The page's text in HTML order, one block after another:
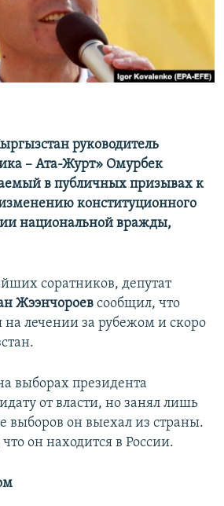
руководитель
– Ата-Журт» Омурбек
в публичных призывах к
конституционного
национальной вражды,
соратников, депутат
Жээнчороев сообщил, что
на лечении за рубежом и скоро
выборах президента
от власти, но занял лишь
выборов он выехал из страны.
он находится в России.